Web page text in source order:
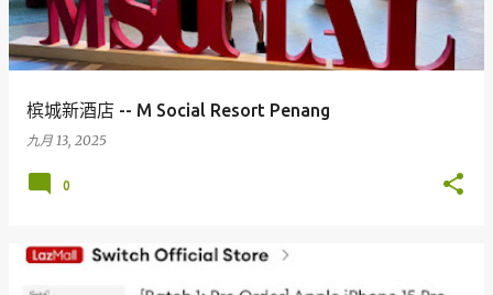
槟城新酒店 -- M Social Resort Penang
九月 13, 2025
0